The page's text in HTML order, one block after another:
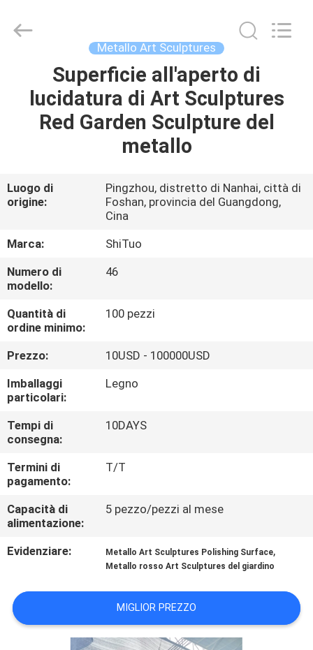
CASA.
PRODOTTI
SU
NOI
ALLA
FABBRICA
CONTROLLO
DELLA
QUALITÀ
CONTATTACI
NOTIZIE
CHIEDI
Crafts
Metallo Art Sculptures
Superficie all'aperto di
lucidatura di Art Sculptures
Red Garden Sculpture del
metallo
Luogo di
origine:
Pingzhou, distretto di Nanhai, città di
Foshan, provincia del Guangdong,
Cina
Marca:
ShiTuo
Numero di
modello:
46
Quantità di
ordine minimo:
100 pezzi
Prezzo:
10USD - 100000USD
Imballaggi
particolari:
Legno
Tempi di
consegna:
10DAYS
Termini di
pagamento:
T/T
Capacità di
alimentazione:
5 pezzo/pezzi al mese
Evidenziare: Metallo Art Sculptures Polishing Surface,
Metallo rosso Art Sculptures del giardino
MIGLIOR PREZZO